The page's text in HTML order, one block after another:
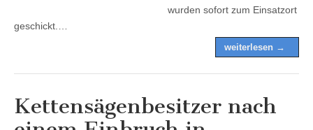
wurden sofort zum Einsatzort
geschickt.…
weiterlesen →
Kettensägenbesitzer nach